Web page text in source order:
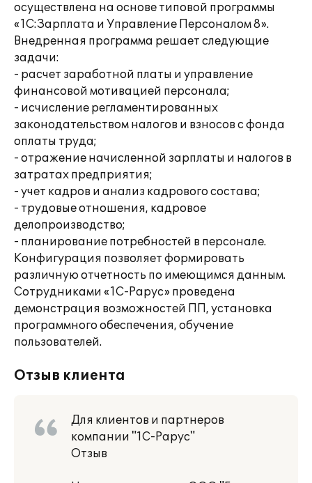
осуществлена на основе типовой программы
«1С:Зарплата и Управление Персоналом 8».
Внедренная программа решает следующие
задачи:
- расчет заработной платы и управление
финансовой мотивацией персонала;
- исчисление регламентированных
законодательством налогов и взносов с фонда
оплаты труда;
- отражение начисленной зарплаты и налогов в
затратах предприятия;
- учет кадров и анализ кадрового состава;
- трудовые отношения, кадровое
делопроизводство;
- планирование потребностей в персонале.
Конфигурация позволяет формировать
различную отчетность по имеющимся данным.
Сотрудниками «1С-Рарус» проведена
демонстрация возможностей ПП, установка
программного обеспечения, обучение
пользователей.
Отзыв клиента
Для клиентов и партнеров
компании "1С-Рарус"
Отзыв